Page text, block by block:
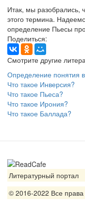
Итак, мы разобрались,
этого термина.
определение Пьесы
Поделиться:
Смотрите другие
Определение понятия
Что такое Инверсия?
Что такое Пьеса?
Что такое Ирония?
Что такое Баллада?
Литературный портал
© 2016-2022 Все